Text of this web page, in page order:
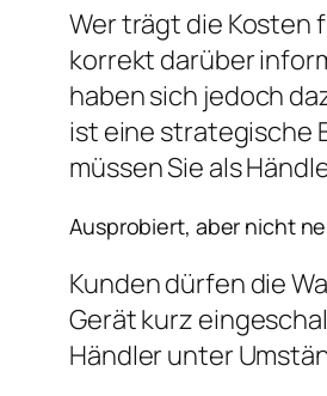
Wer trägt die Kosten
korrekt darüber
haben sich jedoch
ist eine strategische
müssen Sie als
Ausprobiert, aber nicht
Kunden dürfen die
Gerät kurz
Händler unter